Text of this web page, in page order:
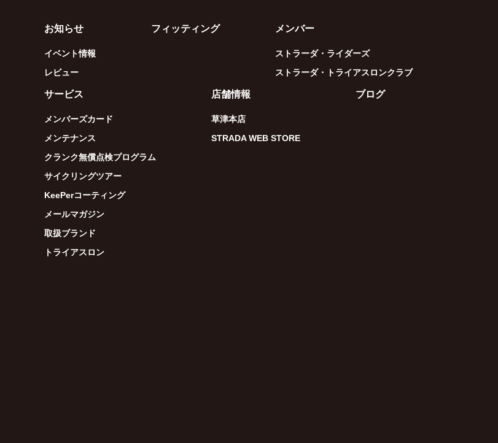
お知らせ
イベント情報
レビュー
フィッティング メンバー
ストラーダ・ライダーズ
ストラーダ・トライアスロンクラブ
サービス
メンバーズカード
メンテナンス
クランク無償点検プログラム
サイクリングツアー
KeePerコーティング
メールマガジン
取扱ブランド
トライアスロン
店舗情報
草津本店
STRADA WEB STORE
ブログ